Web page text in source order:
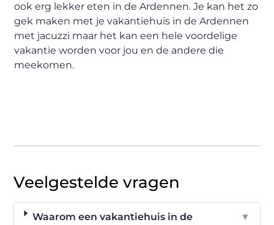
ook erg lekker eten in de Ardennen. Je kan het zo
gek maken met je vakantiehuis in de Ardennen
met jacuzzi maar het kan een hele voordelige
vakantie worden voor jou en de andere die
meekomen.
Veelgestelde vragen
Waarom een vakantiehuis in de
▼